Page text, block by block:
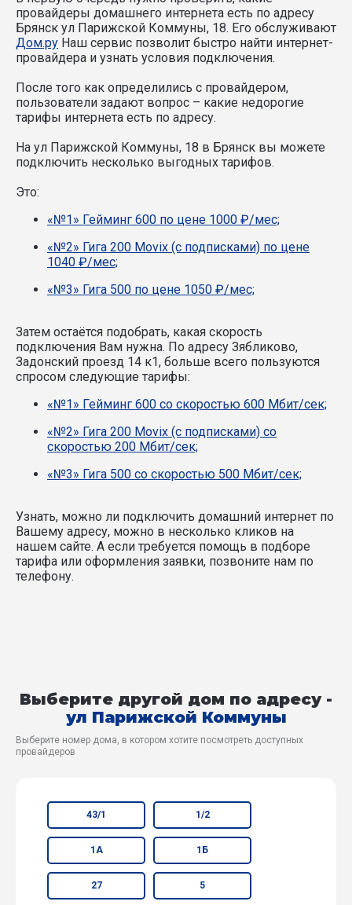
провайдеры домашнего интернета есть по адресу
Брянск ул Парижской Коммуны, 18. Его обслуживают
Дом.ру Наш сервис позволит быстро найти интернет-
провайдера и узнать условия подключения.
После того как определились с провайдером,
пользователи задают вопрос – какие недорогие
тарифы интернета есть по адресу.
На ул Парижской Коммуны, 18 в Брянск вы можете
подключить несколько выгодных тарифов.
Это:
«№1» Гейминг 600 по цене 1000 ₽/мес;
«№2» Гига 200 Movix (с подписками) по цене
1040 ₽/мес;
«№3» Гига 500 по цене 1050 ₽/мес;
Затем остаётся подобрать, какая скорость
подключения Вам нужна. По адресу Зябликово,
Задонский проезд 14 к1, больше всего пользуются
спросом следующие тарифы:
«№1» Гейминг 600 со скоростью 600 Мбит/сек;
«№2» Гига 200 Movix (с подписками) со
скоростью 200 Мбит/сек;
«№3» Гига 500 со скоростью 500 Мбит/сек;
Узнать, можно ли подключить домашний интернет по
Вашему адресу, можно в несколько кликов на
нашем сайте. А если требуется помощь в подборе
тарифа или оформления заявки, позвоните нам по
телефону.
Выберите другой дом по адресу -
ул Парижской Коммуны
Выберите номер дома, в котором хотите посмотреть доступных
провайдеров
43/1 1/2
1А 1Б
27 5